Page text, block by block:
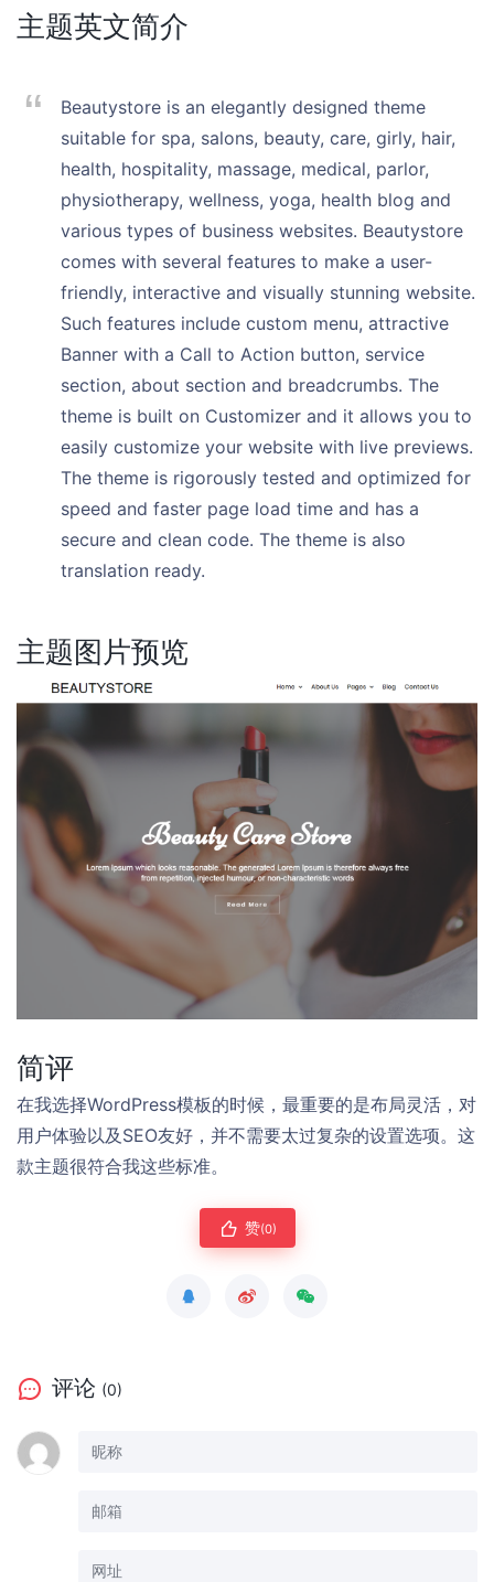
主题英文简介
Beautystore is an elegantly designed theme
suitable for spa, salons, beauty, care, girly, hair,
health, hospitality, massage, medical, parlor,
physiotherapy, wellness, yoga, health blog and
various types of business websites. Beautystore
comes with several features to make a user-
friendly, interactive and visually stunning website.
Such features include custom menu, attractive
Banner with a Call to Action button, service
section, about section and breadcrumbs. The
theme is built on Customizer and it allows you to
easily customize your website with live previews.
The theme is rigorously tested and optimized for
speed and faster page load time and has a
secure and clean code. The theme is also
translation ready.
主题图片预览
简评
在我选择WordPress模板的时候，最重要的是布局灵活，对
用户体验以及SEO友好，并不需要太过复杂的设置选项。这
款主题很符合我这些标准。
赞(0)
评论 (0)